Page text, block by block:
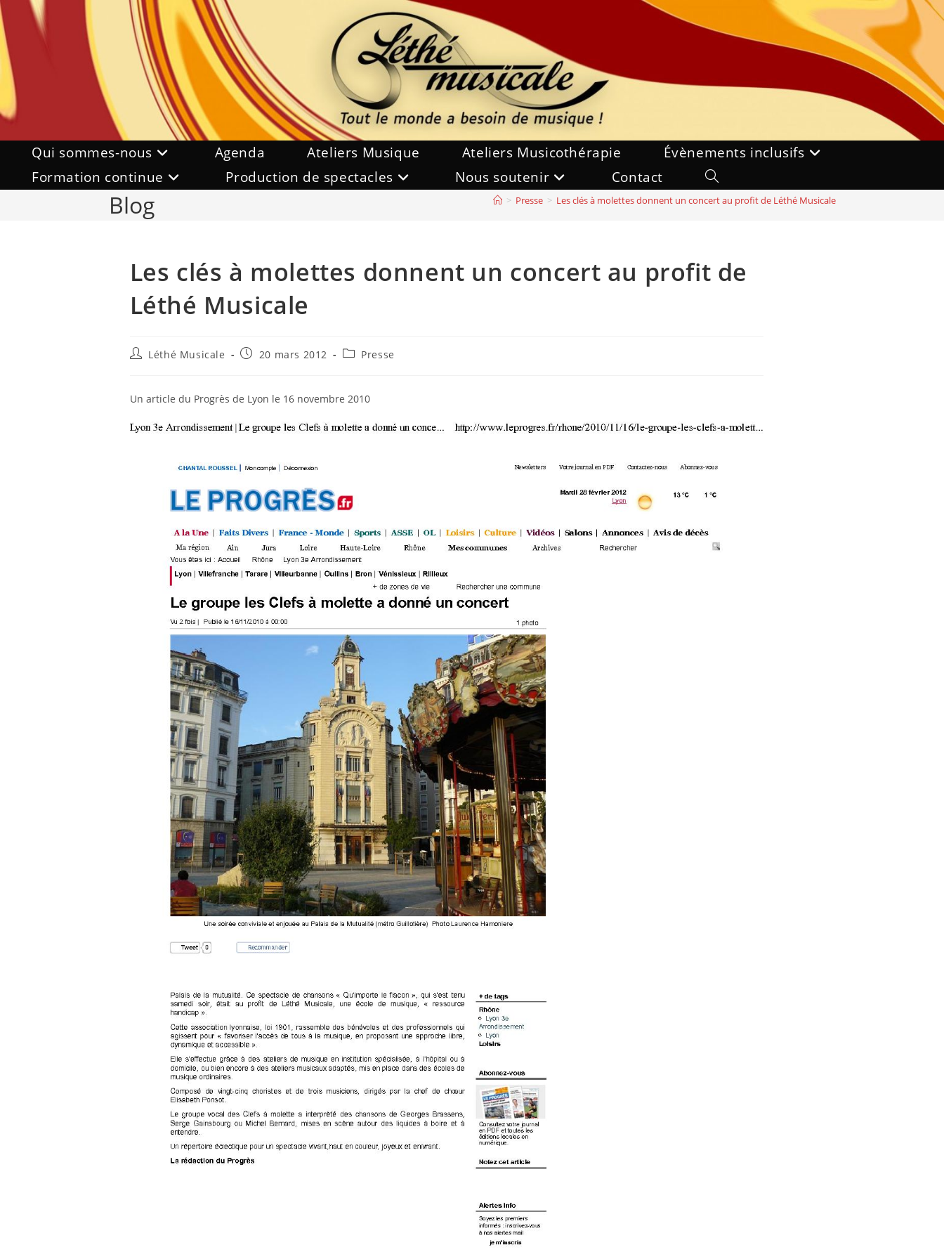
Skip
to
content
Qui sommes-nous Agenda Ateliers Musique Ateliers Musicothérapie
Évènements inclusifs
Formation continue
Production de spectacles Nous soutenir Contact
Toggle
website
Blog > Presse > Les clés à molettes donnent un concert au profit de Léthé Musicale
Les clés à molettes donnent un concert au profit de
Léthé Musicale
Auteur/autrice
publication :
Léthé Musicale
Publication
20 mars 2012
PostPresse
Un article du Progrès de Lyon le 16 novembre 2010